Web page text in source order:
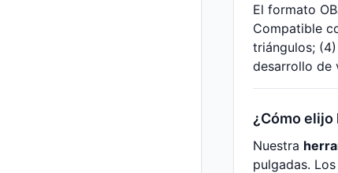
El formato
Compatible
triángulos;
desarrollo de
¿Cómo
Nuestra
pulgadas.